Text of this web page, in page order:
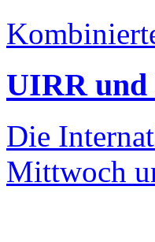
UIRR und
Die
Mittwoch